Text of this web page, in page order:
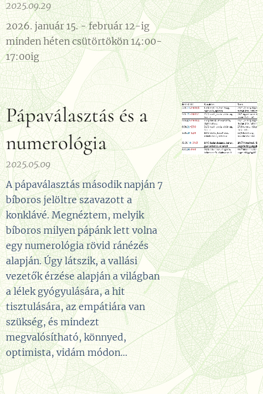
2025.09.29
2026. január 15. - február 12-ig
minden héten csütörtökön 14:00-
17:00ig
Pápaválasztás és a
numerológia
2025.05.09
A pápaválasztás második napján 7
bíboros jelöltre szavazott a
konklávé. Megnéztem, melyik
bíboros milyen pápánk lett volna
egy numerológia rövid ránézés
alapján. Úgy látszik, a vallási
vezetők érzése alapján a világban
a lélek gyógyulására, a hit
tisztulására, az empátiára van
szükség, és mindezt
megvalósítható, könnyed,
optimista, vidám módon...